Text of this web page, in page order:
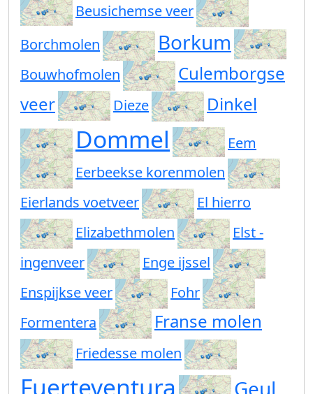
Beusichemse veer
Borchmolen
Borkum
Bouwhofmolen
Culemborgse
veer
Dieze Dinkel
Dommel
Eem
Eerbeekse korenmolen
Eierlands voetveer
El hierro
Elizabethmolen
Elst -
ingenveer
Enge ijssel
Enspijkse veer
Fohr
Formentera
Franse molen
Friedesse molen
Fuerteventura